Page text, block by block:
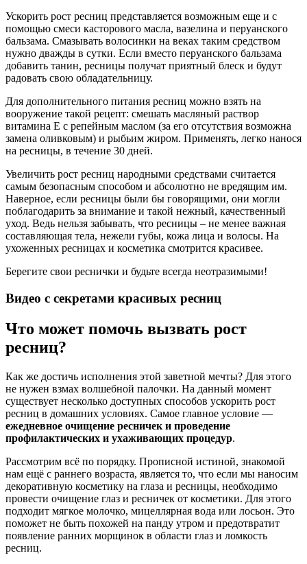
Ускорить рост ресниц представляется возможным еще и с
помощью смеси касторового масла, вазелина и перуанского
бальзама. Смазывать волосинки на веках таким средством
нужно дважды в сутки. Если вместо перуанского бальзама
добавить танин, ресницы получат приятный блеск и будут
радовать свою обладательницу.
Для дополнительного питания ресниц можно взять на
вооружение такой рецепт: смешать масляный раствор
витамина Е с репейным маслом (за его отсутствия возможна
замена оливковым) и рыбьим жиром. Применять, легко нанося
на ресницы, в течение 30 дней.
Увеличить рост ресниц народными средствами считается
самым безопасным способом и абсолютно не вредящим им.
Наверное, если ресницы были бы говорящими, они могли
поблагодарить за внимание и такой нежный, качественный
уход. Ведь нельзя забывать, что ресницы – не менее важная
составляющая тела, нежели губы, кожа лица и волосы. На
ухоженных ресницах и косметика смотрится красивее.
Берегите свои реснички и будьте всегда неотразимыми!
Видео с секретами красивых ресниц
Что может помочь вызвать рост
ресниц?
Как же достичь исполнения этой заветной мечты? Для этого
не нужен взмах волшебной палочки. На данный момент
существует несколько доступных способов ускорить рост
ресниц в домашних условиях. Самое главное условие —
ежедневное очищение ресничек и проведение
профилактических и ухаживающих процедур.
Рассмотрим всё по порядку. Прописной истиной, знакомой
нам ещё с раннего возраста, является то, что если мы наносим
декоративную косметику на глаза и ресницы, необходимо
провести очищение глаз и ресничек от косметики. Для этого
подходит мягкое молочко, мицеллярная вода или лосьон. Это
поможет не быть похожей на панду утром и предотвратит
появление ранних морщинок в области глаз и ломкость
ресниц.